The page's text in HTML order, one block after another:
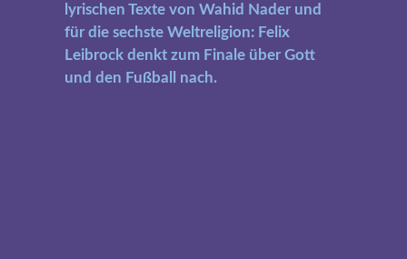
lyrischen Texte von Wahid Nader und
für die sechste Weltreligion: Felix
Leibrock denkt zum Finale über Gott
und den Fußball nach.